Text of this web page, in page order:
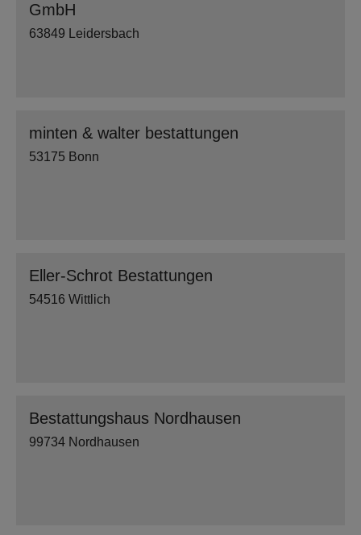
GmbH
63849 Leidersbach
minten & walter bestattungen
53175 Bonn
Eller-Schrot Bestattungen
54516 Wittlich
Bestattungshaus Nordhausen
99734 Nordhausen